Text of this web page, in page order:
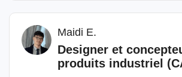
Maidi E.
Designer et
produits industriel